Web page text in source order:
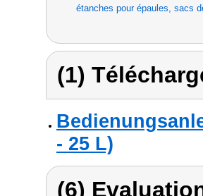
étanches pour épaules, sacs
(1)
- 25 L)
(6)